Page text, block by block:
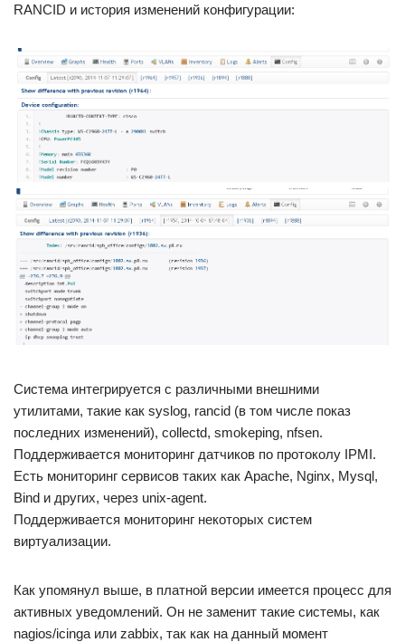
RANCID и история изменений конфигурации:
Система интегрируется с различными внешними
утилитами, такие как syslog, rancid (в том числе показ
последних изменений), collectd, smokeping, nfsen.
Поддерживается мониторинг датчиков по протоколу IPMI.
Есть мониторинг сервисов таких как Apache, Nginx, Mysql,
Bind и других, через unix-agent.
Поддерживается мониторинг некоторых систем
виртуализации.
Как упомянул выше, в платной версии имеется процесс для
активных уведомлений. Он не заменит такие системы, как
nagios/icinga или zabbix, так как на данный момент